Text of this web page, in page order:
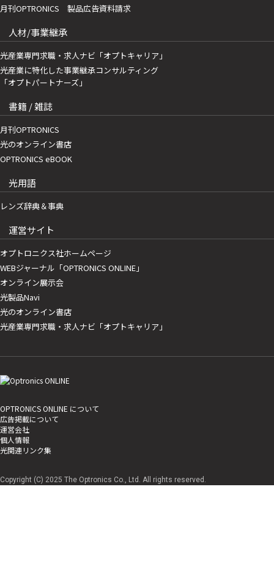
月刊OPTRONICS 製品広告資料請求
人材/事業継承
光産業専門求職・求人ナビ「オプトキャリア」
光産業に特化した事業継承コンサルティング
「オプトパートナーズ」
書籍 / 雑誌
月刊OPTRONICS
光のオンライン書店
OPTRONICS eBOOK
光用語
レンズ辞典＆事典
運営サイト
オプトロニクス社ホームページ
WEBジャーナル「OPTRONICS ONLINE」
オンライン展示会
光製品Navi
光のオンライン書店
光産業専門求職・求人ナビ「オプトキャリア」
OPTRONICS ONLINE について
広告掲載について
運営会社
個人情報
光関連リンク集
Copyright (C) 2025 The Optronics Co., Ltd. All rights reserved.